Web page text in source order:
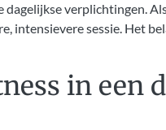
verplichtingen.
intensievere sessie. Het
in een